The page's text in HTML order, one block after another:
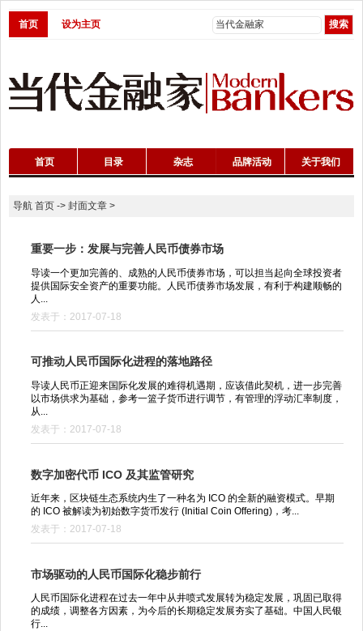
首页 设为主页
首页 目录 杂志 品牌活动 关于我们
导航 首页-> 封面文章>
重要一步：发展与完善人民币债券市场
导读一个更加完善的、成熟的人民币债券市场，可以担当起向全球投资者
提供国际安全资产的重要功能。人民币债券市场发展，有利于构建顺畅的
人...
发表于：2017-07-18
可推动人民币国际化进程的落地路径
导读人民币正迎来国际化发展的难得机遇期，应该借此契机，进一步完善
以市场供求为基础，参考一篮子货币进行调节，有管理的浮动汇率制度，
从...
发表于：2017-07-18
数字加密代币 ICO 及其监管研究
近年来，区块链生态系统内生了一种名为 ICO 的全新的融资模式。早期
的 ICO 被解读为初始数字货币发行 (Initial Coin Offering)，考...
发表于：2017-07-18
市场驱动的人民币国际化稳步前行
人民币国际化进程在过去一年中从井喷式发展转为稳定发展，巩固已取得
的成绩，调整各方因素，为今后的长期稳定发展夯实了基础。中国人民银
行...